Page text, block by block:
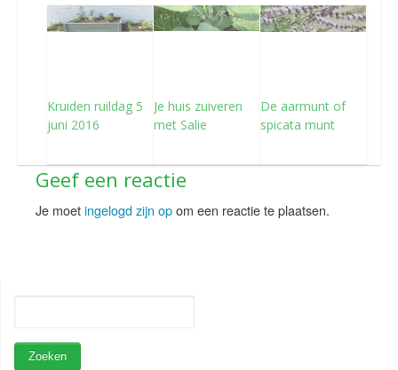
Kruiden ruildag 5
juni 2016
Je huis zuiveren
met Salie
De aarmunt of
spicata munt
Geef een reactie
Je moetingelogd zijn opom een reactie te plaatsen.